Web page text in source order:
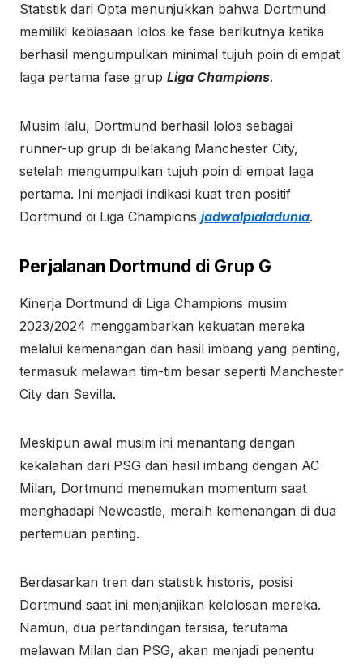
Statistik dari Opta menunjukkan bahwa Dortmund
memiliki kebiasaan lolos ke fase berikutnya ketika
berhasil mengumpulkan minimal tujuh poin di empat
laga pertama fase grup Liga Champions.
Musim lalu, Dortmund berhasil lolos sebagai
runner-up grup di belakang Manchester City,
setelah mengumpulkan tujuh poin di empat laga
pertama. Ini menjadi indikasi kuat tren positif
Dortmund di Liga Champions jadwalpialadunia.
Perjalanan Dortmund di Grup G
Kinerja Dortmund di Liga Champions musim
2023/2024 menggambarkan kekuatan mereka
melalui kemenangan dan hasil imbang yang penting,
termasuk melawan tim-tim besar seperti Manchester
City dan Sevilla.
Meskipun awal musim ini menantang dengan
kekalahan dari PSG dan hasil imbang dengan AC
Milan, Dortmund menemukan momentum saat
menghadapi Newcastle, meraih kemenangan di dua
pertemuan penting.
Berdasarkan tren dan statistik historis, posisi
Dortmund saat ini menjanjikan kelolosan mereka.
Namun, dua pertandingan tersisa, terutama
melawan Milan dan PSG, akan menjadi penentu